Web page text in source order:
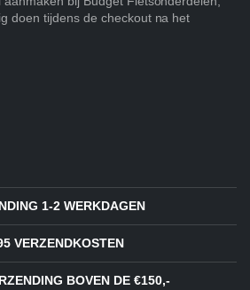
doen tijdens de checkout na het
1-2 WERKDAGEN
VERZENDKOSTEN
BOVEN DE €150,-